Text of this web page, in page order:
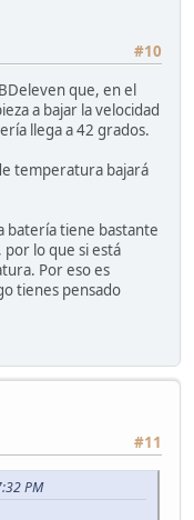
#10
que, en el
a bajar la velocidad
llega a 42 grados.
temperatura bajará
batería tiene bastante
lo que si está
Por eso es
tienes pensado
#11
PM